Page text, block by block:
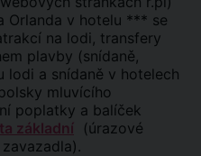
Orlanda v hotelu *** se
na lodi, transfery
plavby (snídaně,
lodi a snídaně v hotelech
mluvícího
poplatky a balíček
základní (úrazové